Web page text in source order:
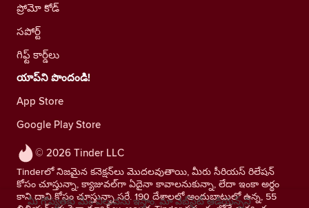
© 2026 Tinder LLC
Tinderలో నిజమైన కనెక్షన్‌లు మొదలవుతాయి, మీరు సీరియస్ రిలేషన్
కోసం చూస్తున్నా, క్యాజువల్‌గా ఏదైనా కావాలనుకున్నా, లేదా ఇంకా అర్థం
కాని దాని కోసం చూస్తున్నా సరే. 190 దేశాలలో అందుబాటులో ఉన్న, 55
ప్రోమో కోడ్
సపోర్ట్
గిఫ్ట్ కార్డ్‌లు
యాప్‌ని పొందండి!
App Store
Google Play Store
మీ గోప్యతకు మేం విలువను ఇస్తాం. మా వెబ్‌సైట్ ఆడియెన్స్‌ని